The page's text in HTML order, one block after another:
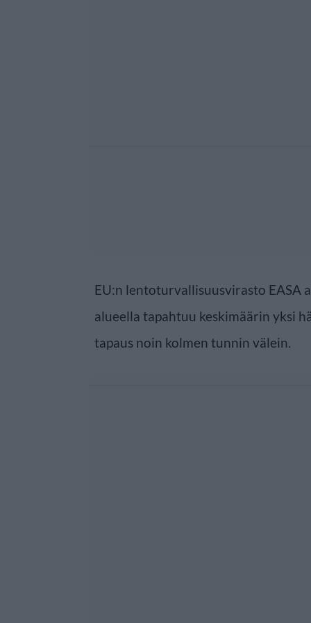
EU:n lentoturvallisuusvirasto EASA
alueella tapahtuu keskimäärin yksi
tapaus noin kolmen tunnin välein.